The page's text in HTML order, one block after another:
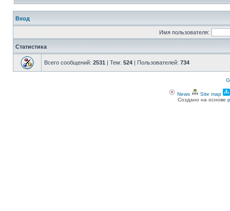
Вход
Имя пользователя:
Статистика
Всего сообщений: 2531 | Тем: 524 | Пользователей: 734
News Site map
Создано на основе